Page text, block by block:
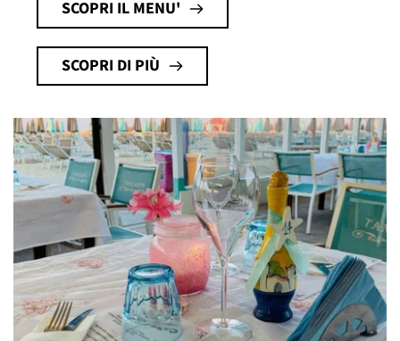
SCOPRI IL MENU'
SCOPRI DI PIÙ